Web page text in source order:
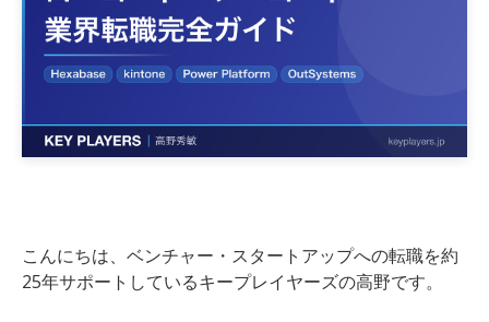
こんにちは、ベンチャー・スタートアップへの転職を約
25年サポートしているキープレイヤーズの高野です。